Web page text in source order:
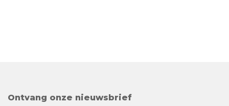
Ontvang onze nieuwsbrief